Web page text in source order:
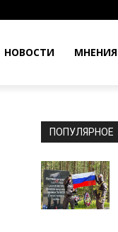
НОВОСТИ МНЕНИЯ
ПОПУЛЯРНОЕ